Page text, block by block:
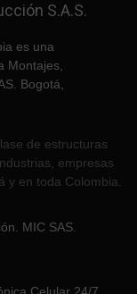
S.A.S.
de estructuras
empresas
y en toda Colombia.